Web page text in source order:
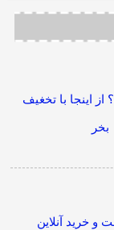
اینجا با تخغیف
بخر
و خرید آنلاین